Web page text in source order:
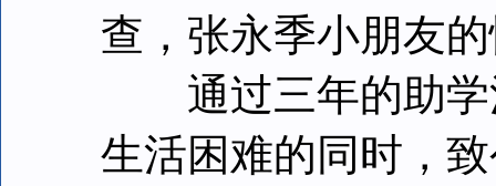
查，张永季小朋友
通过三年的助学
生活困难的同时，